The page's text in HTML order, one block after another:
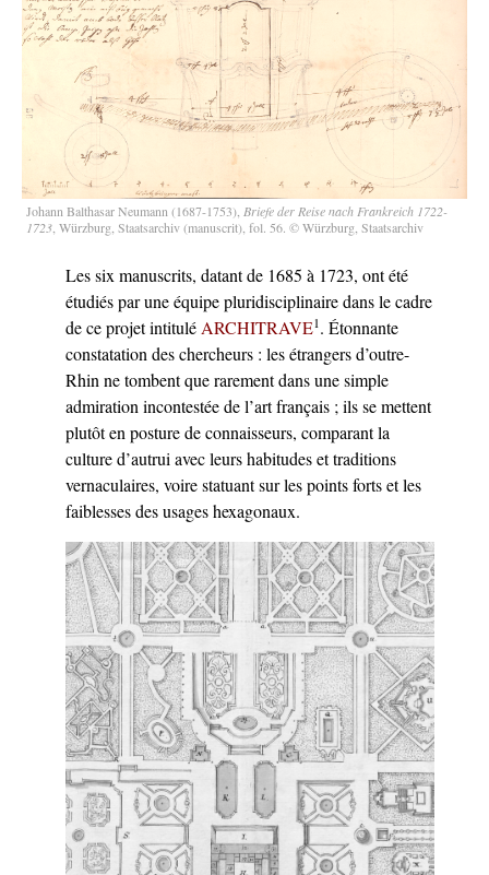
Johann Balthasar Neumann (1687-1753), Briefe der Reise nach Frankreich 1722-
1723, Würzburg, Staatsarchiv (manuscrit), fol. 56. © Würzburg, Staatsarchiv
Les six manuscrits, datant de 1685 à 1723, ont été
étudiés par une équipe pluridisciplinaire dans le cadre
de ce projet intituléARCHITRAVE1. Étonnante
constatation des chercheurs : les étrangers d’outre-
Rhin ne tombent que rarement dans une simple
admiration incontestée de l’art français ; ils se mettent
plutôt en posture de connaisseurs, comparant la
culture d’autrui avec leurs habitudes et traditions
vernaculaires, voire statuant sur les points forts et les
faiblesses des usages hexagonaux.